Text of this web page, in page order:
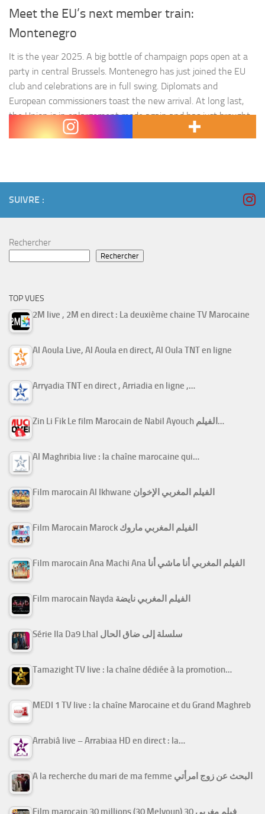
Meet the EU’s next member train:
Montenegro
It is the year 2025. A big bottle of champaign pops open at a
party in central Brussels. Montenegro has just joined the EU
club and celebrations are in full swing. Diplomats and
European commissioners toast the new arrival. At long last,
the Union is in enlargement mode again and has just brought
back its…
SUIVRE :
Rechercher
Rechercher
TOP VUES
2M live , 2M en direct : La deuxième chaine TV Marocaine
Al Aoula Live, Al Aoula en direct, Al Oula TNT en ligne
Arryadia TNT en direct , Arriadia en ligne ,…
Zin Li Fik Le film Marocain de Nabil Ayouch الفيلم…
Al Maghribia live : la chaîne marocaine qui…
Film marocain Al Ikhwane الفيلم المغربي الإخوان
Film Marocain Marock الفيلم المغربي ماروك
Film marocain Ana Machi Ana الفيلم المغربي أنا ماشي أنا
Film marocain Nayda الفيلم المغربي نايضة
Série Ila Da9 Lhal سلسلة إلى ضاق الحال
Tamazight TV live : la chaîne dédiée à la promotion…
MEDI 1 TV live : la chaîne Marocaine et du Grand Maghreb
Arrabiâ live – Arrabiaa HD en direct : la…
A la recherche du mari de ma femme البحث عن زوج امرأتي
Film marocain 30 millions (30 Melyoun) فيلم مغربي 30